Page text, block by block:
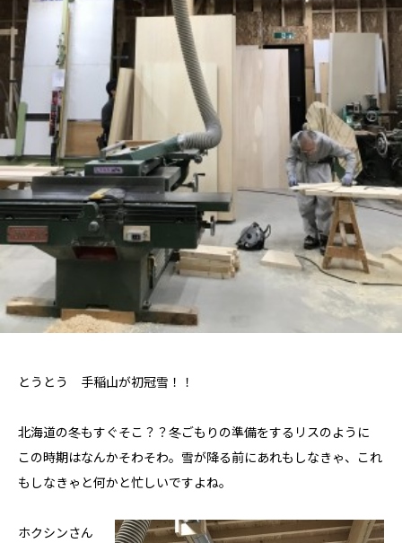
とうとう 手稲山が初冠雪！！
北海道の冬もすぐそこ？？冬ごもりの準備をするリスのように
この時期はなんかそわそわ。雪が降る前にあれもしなきゃ、これ
もしなきゃと何かと忙しいですよね。
ホクシンさん